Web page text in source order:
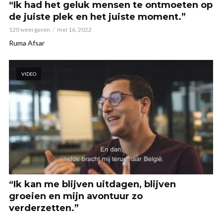
“Ik had het geluk mensen te ontmoeten op
de juiste plek en het juiste moment.”
120 weergaven mei 16, 2022
Ruma Afsar
VIDEO
“Ik kan me blijven uitdagen, blijven
groeien en mijn avontuur zo
verderzetten.”